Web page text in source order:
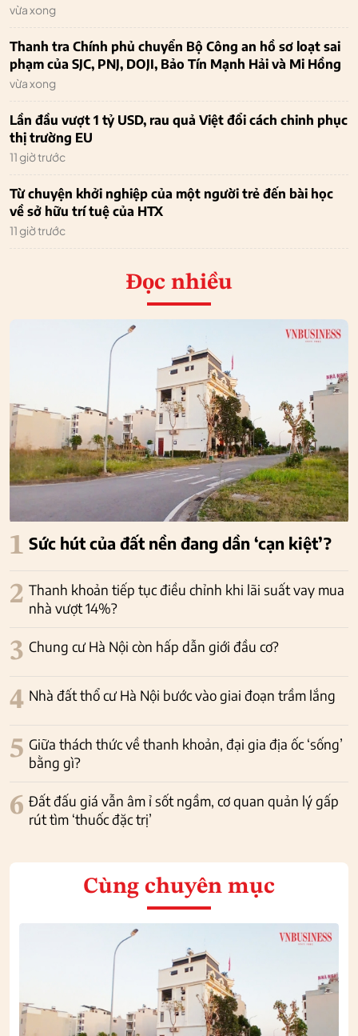
vừa xong
Thanh tra Chính phủ chuyển Bộ Công an hồ sơ loạt sai
phạm của SJC, PNJ, DOJI, Bảo Tín Mạnh Hải và Mi Hồng
vừa xong
Lần đầu vượt 1 tỷ USD, rau quả Việt đổi cách chinh phục
thị trường EU
11 giờ trước
Từ chuyện khởi nghiệp của một người trẻ đến bài học
về sở hữu trí tuệ của HTX
11 giờ trước
Đọc nhiều
1 Sức hút của đất nền đang dần ‘cạn kiệt’?
2 Thanh khoản tiếp tục điều chỉnh khi lãi suất vay mua
nhà vượt 14%?
3 Chung cư Hà Nội còn hấp dẫn giới đầu cơ?
4 Nhà đất thổ cư Hà Nội bước vào giai đoạn trầm lắng
5 Giữa thách thức về thanh khoản, đại gia địa ốc ‘sống’
bằng gì?
6 Đất đấu giá vẫn âm ỉ sốt ngầm, cơ quan quản lý gấp
rút tìm ‘thuốc đặc trị’
Cùng chuyên mục